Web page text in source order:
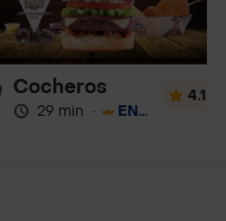
Cocheros
29 min · ENVÍO GRATIS
4.1